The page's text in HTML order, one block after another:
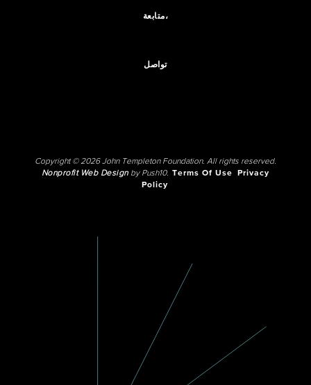
متابعة،
تواصل
Copyright © 2026 John Templeton Foundation. All rights reserved.
Nonprofit Web Designby Push10. Terms Of Use
Privacy
Policy